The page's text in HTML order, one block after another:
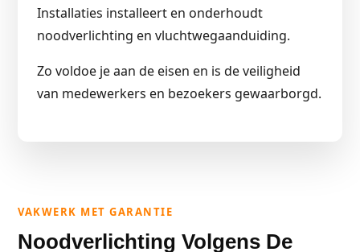
Installaties installeert en onderhoudt
noodverlichting en vluchtwegaanduiding.
Zo voldoe je aan de eisen en is de veiligheid
van medewerkers en bezoekers gewaarborgd.
VAKWERK MET GARANTIE
Noodverlichting Volgens De